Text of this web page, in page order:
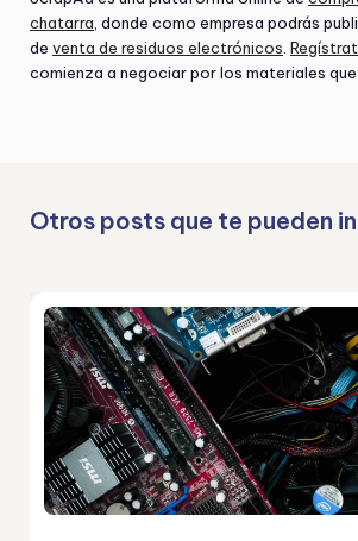
chatarra , donde como empresa podrás
de venta de residuos electrónicos
comienza a negociar por los materiales que
Otros posts que te pueden